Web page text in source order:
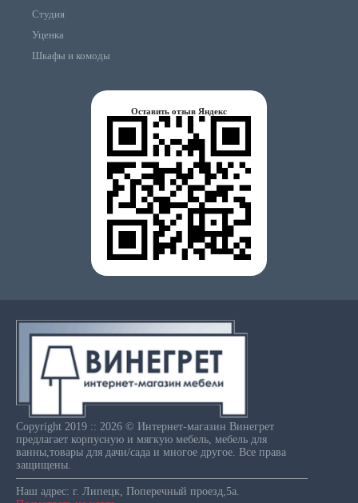
Студия
Уценка
Шкафы и комоды
Оставить отзыв Яндекс
Copyright 2019 :: 2026 © Интернет-магазин Винегрет
предлагает корпусную и мягкую мебель, мебель для
ванны,товары для дачи/сада и многое другое. Все права
защищены.
Наш адрес: г. Липецк, Поперечный проезд,5а.